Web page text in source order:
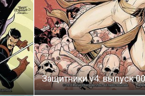
Защитники v4: выпуск